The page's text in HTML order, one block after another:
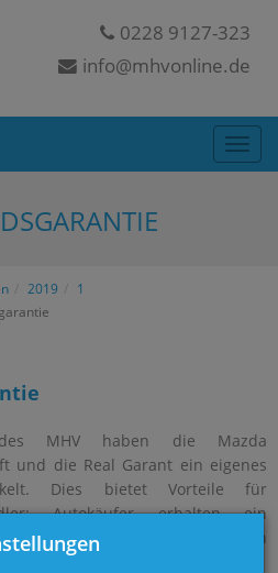
0228 9127-323
info@mhvonline.de
2019
1
MHV haben die Mazda
und die Real Garant ein eigenes
Dies bietet Vorteile für
Autokäufer erhalten ein
die Händler können
erhöhen.